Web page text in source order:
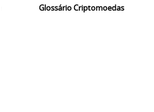
Glossário Criptomoedas